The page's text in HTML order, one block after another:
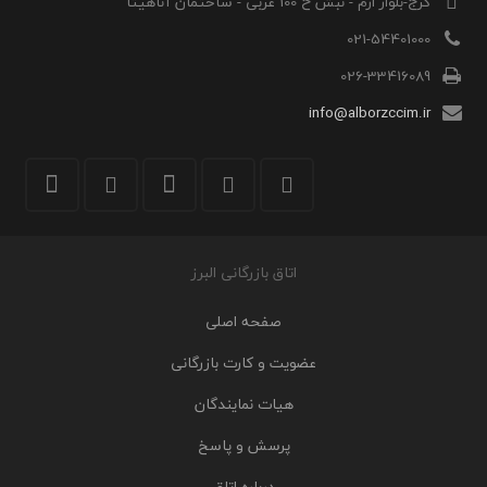
021-54401000
026-33416089
info@alborzccim.ir
اتاق بازرگانی البرز
صفحه اصلی
عضویت و کارت بازرگانی
هیات نمایندگان
پرسش و پاسخ